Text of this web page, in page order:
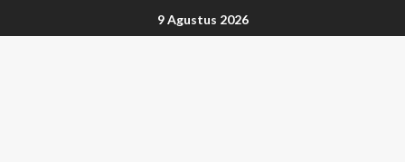
9 Agustus 2026